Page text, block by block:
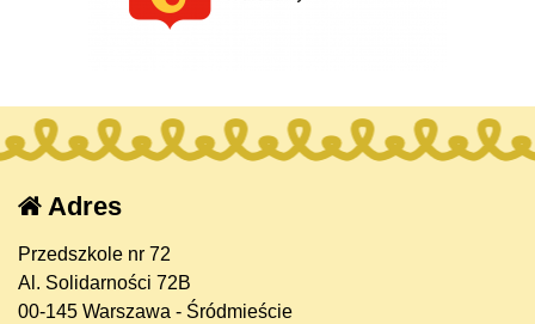
Adres
Przedszkole nr 72
Al. Solidarności 72B
00-145 Warszawa - Śródmieście